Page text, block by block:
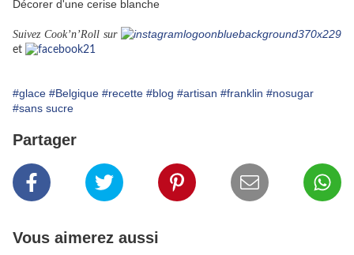
Décorer d'une cerise blanche
Suivez Cook’n’Roll sur
et
#glace #Belgique #recette #blog #artisan #franklin #nosugar
#sans sucre
Partager
Vous aimerez aussi